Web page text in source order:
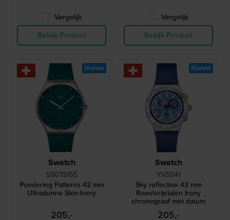
Vergelijk
Bekijk Product
Vergelijk
Bekijk Product
Swatch
SS07S155
Pondering Patterns 42 mm
Ultradunne Skin-Irony
205,-
Nieuw
Swatch
YVS541
Sky reflective 43 mm
Roestvrijstalen Irony
chronograaf met datum
205,-
Nieuw